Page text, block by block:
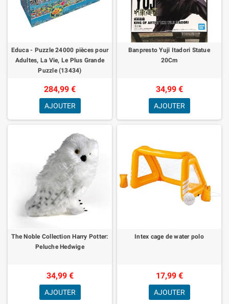
Educa - Puzzle 24000 pièces pour
Adultes, La Vie, Le Plus Grande
Puzzle (13434)
284,99 €
AJOUTER
Banpresto Yuji Itadori Statue
20Cm
34,99 €
AJOUTER
The Noble Collection Harry Potter:
Peluche Hedwige
34,99 €
AJOUTER
Intex cage de water polo
17,99 €
AJOUTER